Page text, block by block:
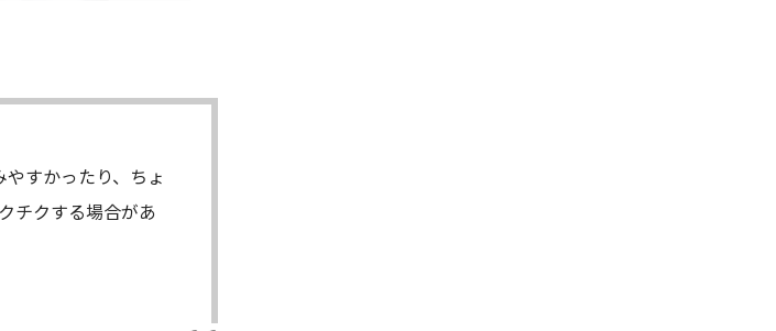
すかったり、ちょ
チクする場合があ